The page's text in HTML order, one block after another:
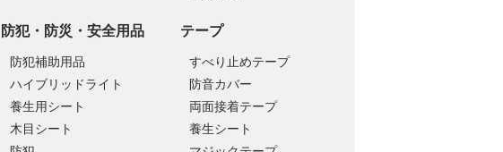
防犯・防災・安全用品
防犯補助用品
ハイブリッドライト
養生用シート
木目シート
テープ
すべり止めテープ
防音カバー
両面接着テープ
養生シート